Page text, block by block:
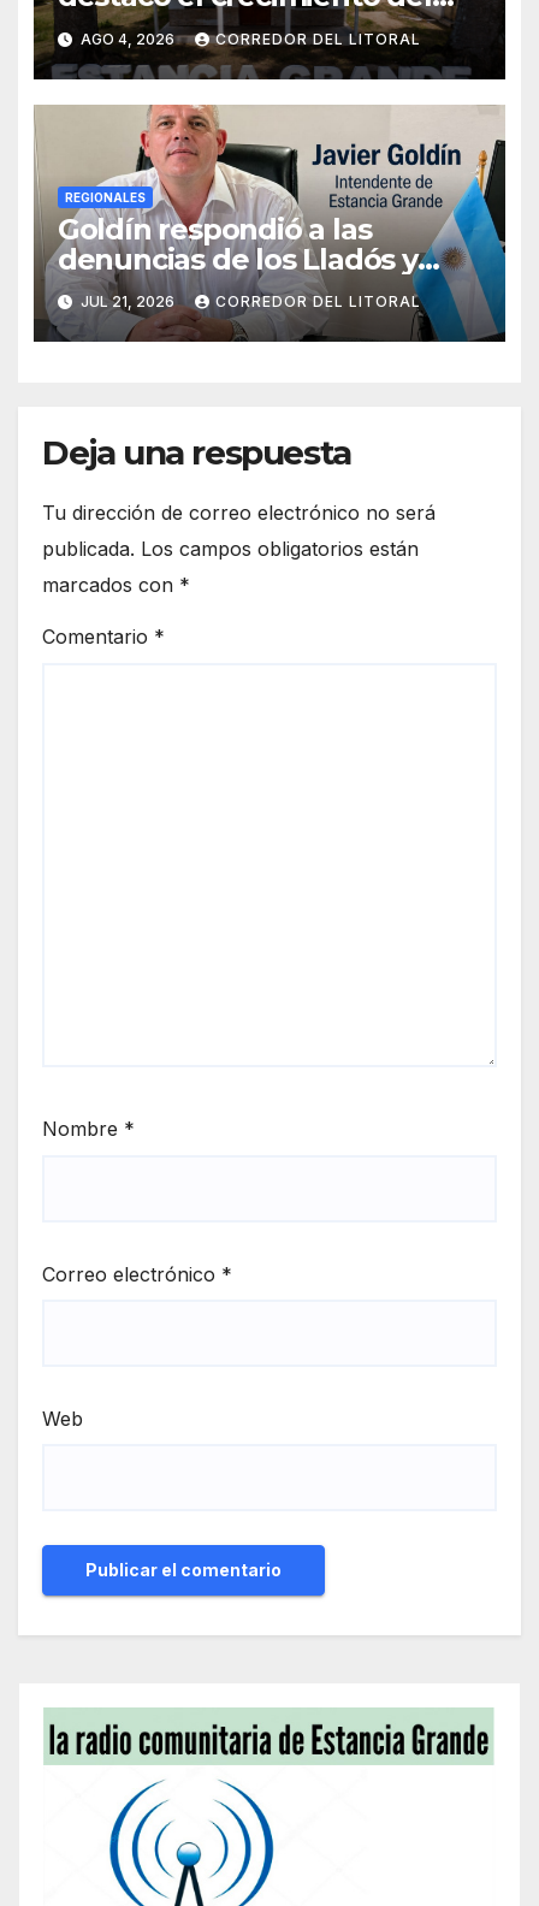
municipio, anunció nuevas
obras y defendió su gestión
frente a las críticas
AGO 4, 2026 CORREDOR DEL LITORAL
REGIONALES
Goldín respondió a las
denuncias de los Lladós y
defendió la transparencia de
su gestión
JUL 21, 2026 CORREDOR DEL LITORAL
Deja una respuesta
Tu dirección de correo electrónico no será
publicada. Los campos obligatorios están
marcados con *
Comentario *
Nombre *
Correo electrónico *
Web